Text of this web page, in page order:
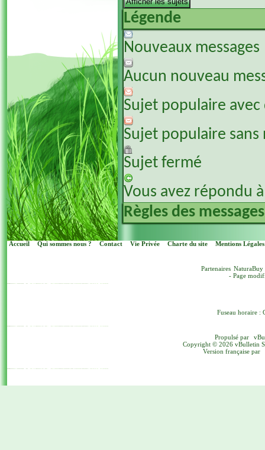
Légende
Nouveaux messages
Aucun nouveau
Sujet populaire
Sujet populaire
Sujet fermé
Vous avez répondu
Règles des messages
Accueil Qui sommes nous ? Contact Vie Privée Charte du site Mentions Légales
Partenaires NaturaBuy
- Page
Fuseau horaire :
Propulsé par
Copyright © 2026 vBulletin
Version française par